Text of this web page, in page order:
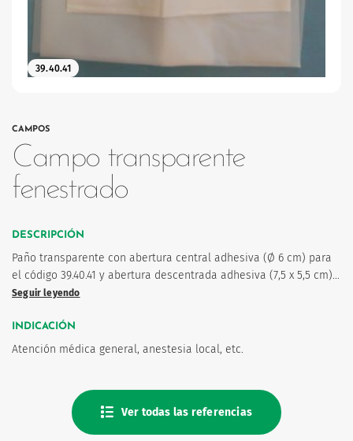
39.40.41
CAMPOS
Campo transparente
fenestrado
DESCRIPCIÓN
Paño transparente con abertura central adhesiva (Ø 6 cm) para
el código 39.40.41 y abertura descentrada adhesiva (7,5 x 5,5 cm)…
Seguir leyendo
INDICACIÓN
Atención médica general, anestesia local, etc.
Ver todas las referencias